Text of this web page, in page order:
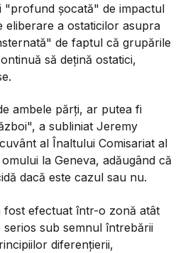
"profund şocată" de impactul
eliberare a ostaticilor asupra
de faptul că grupările
să deţină ostatici,
ambele părţi, ar putea fi
a subliniat Jeremy
al Înaltului Comisariat al
la Geneva, adăugând că
dacă este cazul sau nu.
efectuat într-o zonă atât
sub semnul întrebării
diferenţierii,